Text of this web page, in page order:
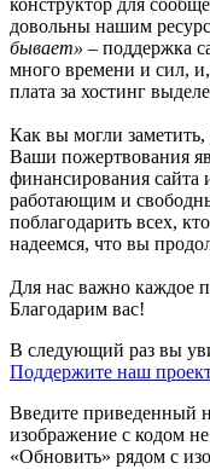
конструктор для
довольны нашим
бывает» – поддержка
много времени и сил,
плата за хостинг
Как вы могли
Ваши пожертвования
финансирования сайта
работающим и
поблагодарить всех,
надеемся, что вы
Для нас важно каждое
Благодарим вас!
В следующий раз вы
Поддержите наш
Введите приведенный
изображение с кодом
«Обновить» рядом с